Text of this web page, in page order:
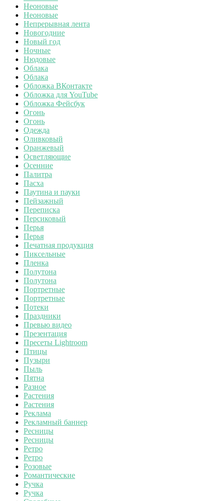
Неоновые
Неоновые
Непрерывная лента
Новогодние
Новый год
Ночные
Нюдовые
Облака
Облака
Обложка ВКонтакте
Обложка для YouTube
Обложка Фейсбук
Огонь
Огонь
Одежда
Оливковый
Оранжевый
Осветляющие
Осенние
Палитра
Пасха
Паутина и пауки
Пейзажный
Переписка
Персиковый
Перья
Перья
Печатная продукция
Пиксельные
Пленка
Полутона
Полутона
Портретные
Портретные
Потеки
Праздники
Превью видео
Презентация
Пресеты Lightroom
Птицы
Пузыри
Пыль
Пятна
Разное
Растения
Растения
Реклама
Рекламный баннер
Ресницы
Ресницы
Ретро
Ретро
Розовые
Романтические
Ручка
Ручка